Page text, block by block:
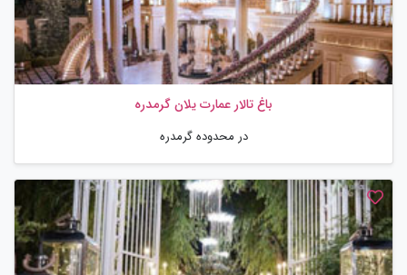
باغ تالار عمارت یلان گرمدره
در محدوده گرمدره